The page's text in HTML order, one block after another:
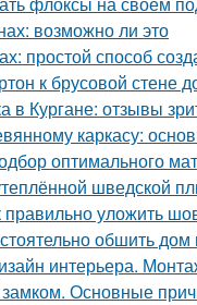
возможно ли это
простой способ
к брусовой стене
Кургане: отзывы
каркасу:
оптимального
шведской
правильно уложить
обшить
интерьера.
Основные